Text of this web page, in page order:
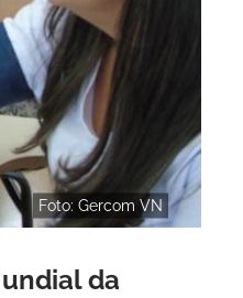
Foto: Gercom VN
da